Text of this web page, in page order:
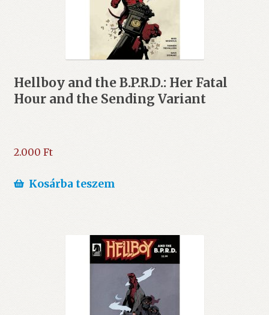
Hellboy and the B.P.R.D.: Her Fatal
Hour and the Sending Variant
2.000 Ft
Kosárba teszem